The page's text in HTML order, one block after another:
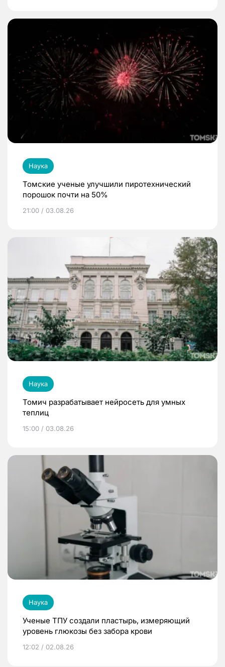
Наука
Томские ученые улучшили пиротехнический
порошок почти на 50%
21:00 / 03.08.26
Наука
Томич разрабатывает нейросеть для умных
теплиц
15:00 / 03.08.26
Наука
Ученые ТПУ создали пластырь, измеряющий
уровень глюкозы без забора крови
12:02 / 02.08.26